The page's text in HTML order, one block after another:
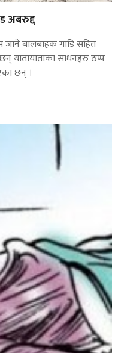
अबरुद्द
बालबाहक गाडि सहित
यातायाताका साधनहरु ठप्प
छन् ।